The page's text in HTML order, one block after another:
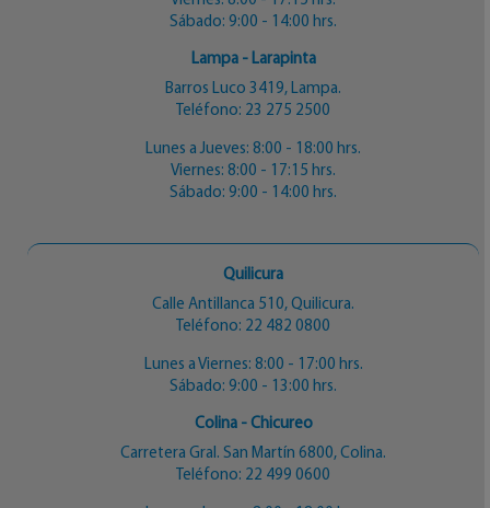
Sábado: 9:00 - 14:00 hrs.
Lampa - Larapinta
Barros Luco 3419, Lampa.
Teléfono: 23 275 2500
Lunes a Jueves: 8:00 - 18:00 hrs.
Viernes: 8:00 - 17:15 hrs.
Sábado: 9:00 - 14:00 hrs.
Quilicura
Calle Antillanca 510, Quilicura.
Teléfono: 22 482 0800
Lunes a Viernes: 8:00 - 17:00 hrs.
Sábado: 9:00 - 13:00 hrs.
Colina - Chicureo
Carretera Gral. San Martín 6800, Colina.
Teléfono: 22 499 0600